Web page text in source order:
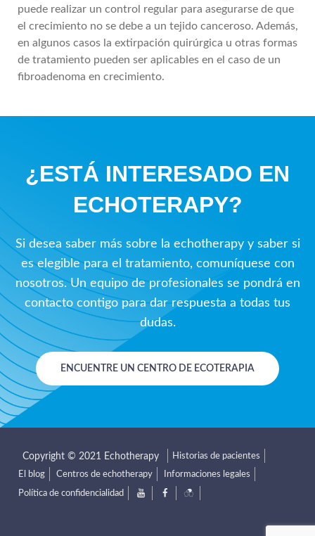
puede realizar un control regular para asegurarse de que
el crecimiento no se debe a un tejido canceroso. Además,
en algunos casos la extirpación quirúrgica u otras formas
de tratamiento pueden ser aplicables en el caso de un
fibroadenoma en crecimiento.
¿ESTÁ INTERESADO EN
ECHOTERAPY?
Si desea saber más sobre la echotherapy y saber si
es elegible para el tratamiento, comuníquese con
nosotros. Un equipo de profesionales se pondrá en
contacto contigo para dar respuesta a todas tus
dudas.
ENCUENTRE UN CENTRO DE ECOTERAPIA
Historias de pacientes
El blog Centros de echotherapy Informaciones legales
Política de confidencialidad